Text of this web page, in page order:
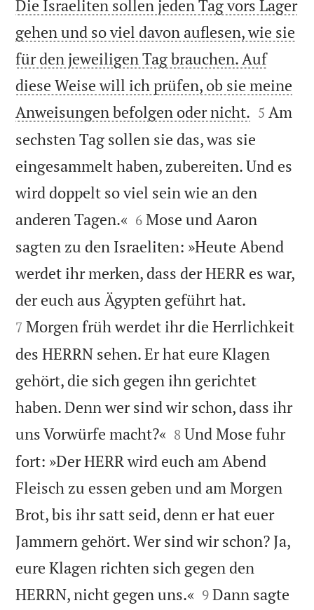
Die Israeliten sollen jeden Tag vors Lager
gehen und so viel davon auflesen, wie sie
für den jeweiligen Tag brauchen. Auf
diese Weise will ich prüfen, ob sie meine
Anweisungen befolgen oder nicht. 

5 Am
sechsten Tag sollen sie das, was sie
eingesammelt haben, zubereiten. Und es
wird doppelt so viel sein wie an den
anderen Tagen.« 

6 Mose und Aaron
sagten zu den Israeliten: »Heute Abend
werdet ihr merken, dass der HERR es war,
der euch aus Ägypten geführt hat.
7 Morgen früh werdet ihr die Herrlichkeit
des HERRN sehen. Er hat eure Klagen
gehört, die sich gegen ihn gerichtet
haben. Denn wer sind wir schon, dass ihr
uns Vorwürfe macht?« 

8 Und Mose fuhr
fort: »Der HERR wird euch am Abend
Fleisch zu essen geben und am Morgen
Brot, bis ihr satt seid, denn er hat euer
Jammern gehört. Wer sind wir schon? Ja,
eure Klagen richten sich gegen den
HERRN, nicht gegen uns.« 

9 Dann sagte